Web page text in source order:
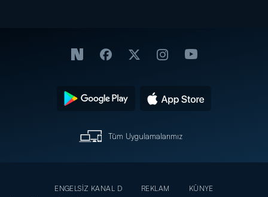
Tüm Uygulamalarımız
ENGELSİZ KANAL D REKLAM
KÜNYE